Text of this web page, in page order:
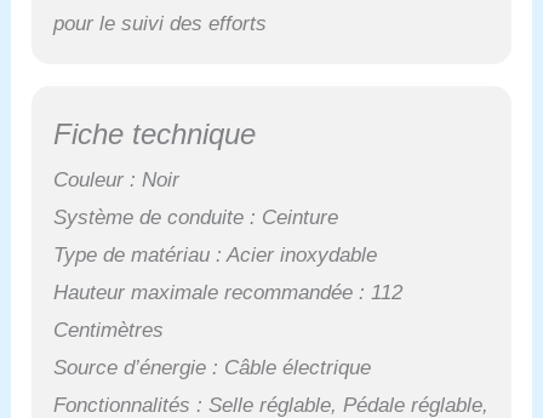
pour le suivi des efforts
Fiche technique
Couleur : Noir
Système de conduite : Ceinture
Type de matériau : Acier inoxydable
Hauteur maximale recommandée : 112
Centimètres
Source d’énergie : Câble électrique
Fonctionnalités : Selle réglable, Pédale réglable,